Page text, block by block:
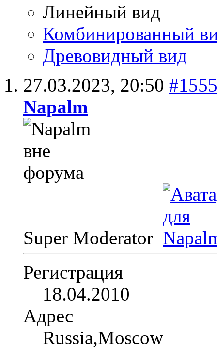
Линейный вид
Комбинированный
Древовидный вид
27.03.2023, 20:50
Napalm
Super Moderator
Регистрация
18.04.2010
Адрес
Russia,Moscow